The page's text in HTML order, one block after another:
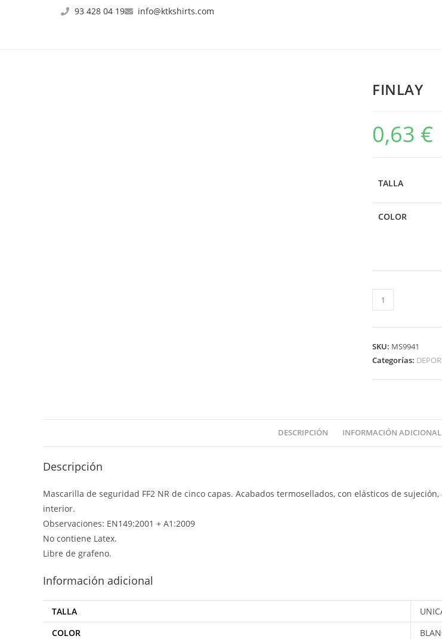
93 428 04 19 info@ktkshirts.com
FINLAY
0,63 €
TALLA
COLOR
SKU: MS9941
Categorías:
DESCRIPCIÓN INFORMACIÓN ADICIONAL
Descripción
Mascarilla de seguridad FF2 NR de cinco capas. Acabados termosellados, con elásticos de
interior.
Observaciones: EN149:2001 + A1:2009
No contiene Latex.
Libre de grafeno.
Información adicional
TALLA
COLOR